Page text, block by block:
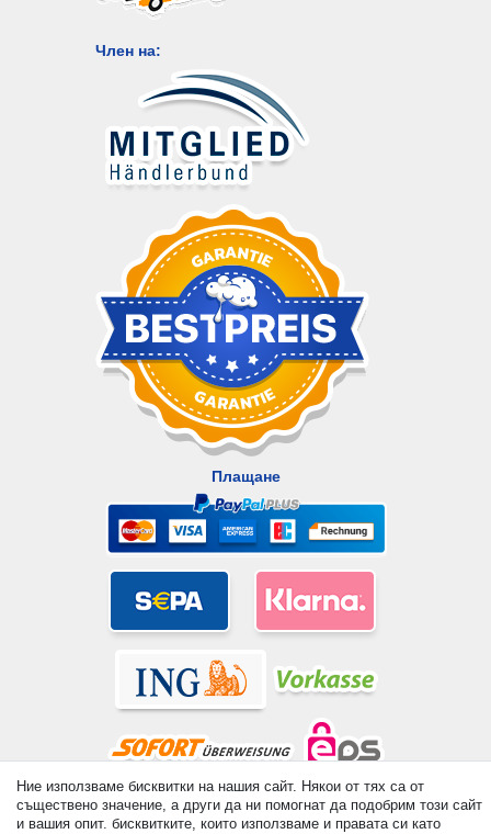
Член на:
Плащане
© Copyright 2026 | Всички права запазени. - All rights reserved.
Prices incl. VAT. 19% VAT Basic prices see article detail | *
Ние използваме бисквитки на нашия сайт. Някои от тях са от
съществено значение, а други да ни помогнат да подобрим този сайт
и вашия опит. бисквитките, които използваме и правата си като